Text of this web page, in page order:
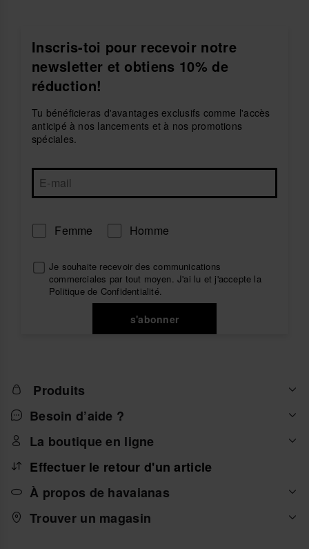
parfaitement avec tes
tongs pour homme
pour hommeousacs pour hommepréférés. Choisis
ton modèle favori et crée un look d'été décontracté
avec l'esprit havaianas.
chaque moment sous le soleil en toute liberté.
Inscris-toi pour recevoir notre
newsletter et obtiens 10% de
réduction!
Tu bénéficieras d'avantages exclusifs comme l'accès
anticipé à nos lancements et à nos promotions
spéciales.
Femme Homme
Je souhaite recevoir des communications
commerciales par tout moyen. J'ai lu et j'accepte la
Politique de Confidentialité.
s'abonner
Produits
Besoin d’aide ?
La boutique en ligne
Effectuer le retour d'un article
À propos de havaianas
Trouver un magasin